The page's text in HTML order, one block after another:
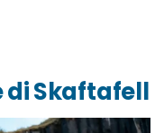
di Skaftafell